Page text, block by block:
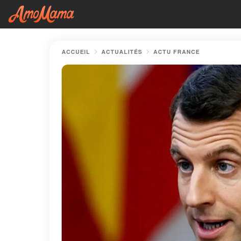
ACCUEIL ACTUALITÉS ACTU FRANCE